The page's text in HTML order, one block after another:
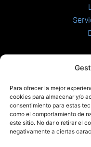
Para ofrecer la mejor
cookies para almacenar y/o
consentimiento para estas
como el comportamiento de
este sitio. No dar o retirar el
negativamente a ciertas